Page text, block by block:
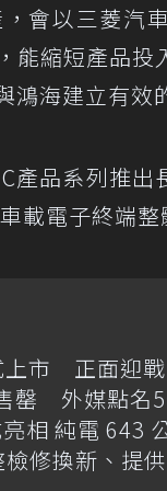
會以三菱汽
能縮短產品
海建立有效
產品系列推
載電子終端整
上市 正面迎
罄 外媒點名5
相 純電 643
修換新、提